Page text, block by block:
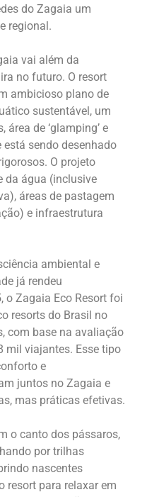
do Zagaia um
regional.
vai além da
no futuro. O resort
ambicioso plano de
sustentável, um
de ‘glamping’ e
está sendo desenhado
O projeto
da água (inclusive
áreas de pastagem
e infraestrutura
ambiental e
já rendeu
o Zagaia Eco Resort foi
resorts do Brasil no
com base na avaliação
mil viajantes. Esse tipo
e
juntos no Zagaia e
mas práticas efetivas.
o canto dos pássaros,
por trilhas
nascentes
resort para relaxar em